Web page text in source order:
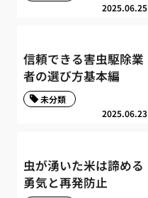
2025.06.25
信頼できる害虫駆除業
者の選び方基本編
2025.06.23
未分類
虫が湧いた米は諦める
勇気と再発防止